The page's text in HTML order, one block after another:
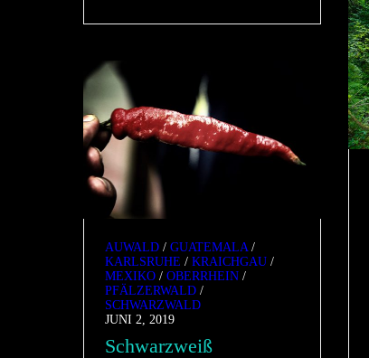
AUWALD / GUATEMALA /
KARLSRUHE / KRAICHGAU /
MEXIKO / OBERRHEIN /
PFÄLZERWALD /
SCHWARZWALD
JUNI 2, 2019
Schwarzweiß